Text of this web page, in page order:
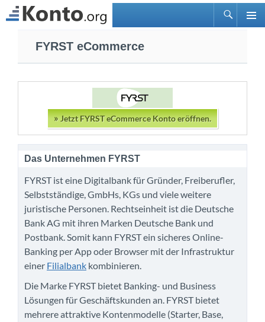
Suchen
springen
FYRST eCommerce
»Jetzt FYRST eCommerce Konto eröffnen.
Das Unternehmen FYRST
FYRST ist eine Digitalbank für Gründer, Freiberufler,
Selbstständige, GmbHs, KGs und viele weitere
juristische Personen. Rechtseinheit ist die Deutsche
Bank AG mit ihren Marken Deutsche Bank und
Postbank. Somit kann FYRST ein sicheres Online-
Banking per App oder Browser mit der Infrastruktur
einer Filialbank kombinieren.
Die Marke FYRST bietet Banking- und Business
Lösungen für Geschäftskunden an. FYRST bietet
mehrere attraktive Kontenmodelle (Starter, Base,